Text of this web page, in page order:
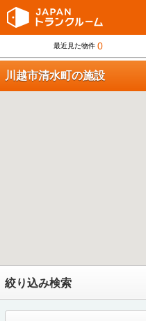
最近見た物件 0
川越市清水町の施設
絞り込み検索